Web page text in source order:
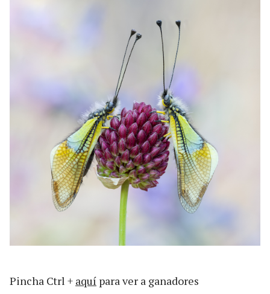
Pincha Ctrl + aquí para ver a ganadores